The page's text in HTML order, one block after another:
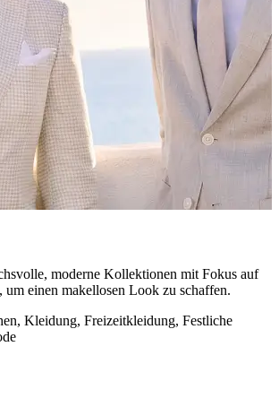
moderne Kollektionen mit Fokus auf
einen makellosen Look zu schaffen.
Kleidung, Freizeitkleidung, Festliche